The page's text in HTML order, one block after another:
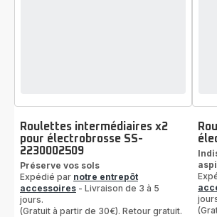
Roulettes intermédiaires x2
pour électrobrosse SS-
2230002509
Préserve vos sols
Expédié par notre entrepôt
accessoires - Livraison de 3 à 5
jours.
(Gratuit à partir de 30€). Retour gratuit.